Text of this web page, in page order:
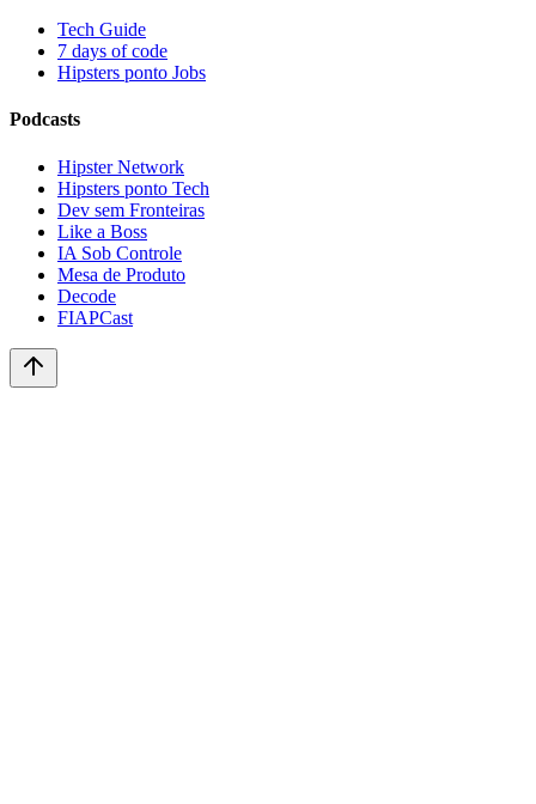
Tech Guide
7 days of code
Hipsters ponto Jobs
Podcasts
Hipster Network
Hipsters ponto Tech
Dev sem Fronteiras
Like a Boss
IA Sob Controle
Mesa de Produto
Decode
FIAPCast